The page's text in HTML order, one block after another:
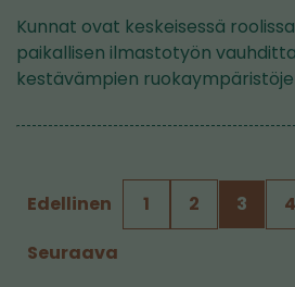
Kunnat ovat keskeisessä
paikallisen ilmastotyön
kestävämpien
Edellinen 1 2 3 4
Seuraava